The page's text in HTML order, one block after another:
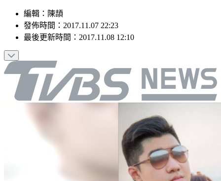
編輯 ： 陳頡
發佈時間： 2017.11.07 22:23
最後更新時間： 2017.11.08 12:10